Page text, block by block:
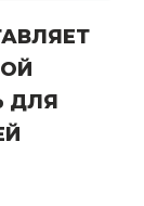
ДЛЯ